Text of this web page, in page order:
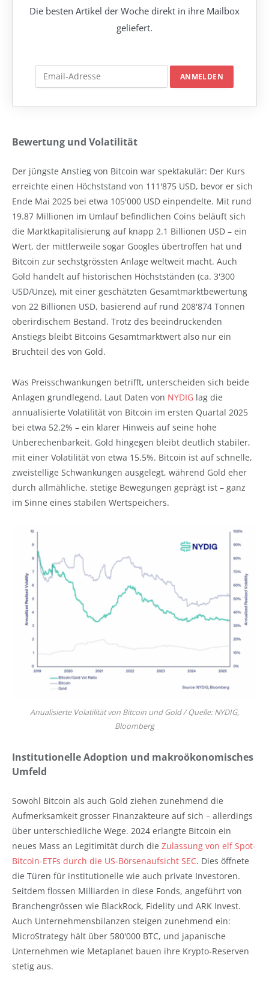
Die besten Artikel der Woche direkt in ihre Mailbox
geliefert.
Bewertung und Volatilität
Der jüngste Anstieg von Bitcoin war spektakulär: Der Kurs
erreichte einen Höchststand von 111'875 USD, bevor er sich
Ende Mai 2025 bei etwa 105'000 USD einpendelte. Mit rund
19.87 Millionen im Umlauf befindlichen Coins beläuft sich
die Marktkapitalisierung auf knapp 2.1 Billionen USD – ein
Wert, der mittlerweile sogar Googles übertroffen hat und
Bitcoin zur sechstgrössten Anlage weltweit macht. Auch
Gold handelt auf historischen Höchstständen (ca. 3'300
USD/Unze), mit einer geschätzten Gesamtmarktbewertung
von 22 Billionen USD, basierend auf rund 208'874 Tonnen
oberirdischem Bestand. Trotz des beeindruckenden
Anstiegs bleibt Bitcoins Gesamtmarktwert also nur ein
Bruchteil des von Gold.
Was Preisschwankungen betrifft, unterscheiden sich beide
Anlagen grundlegend. Laut Daten von NYDIG lag die
annualisierte Volatilität von Bitcoin im ersten Quartal 2025
bei etwa 52.2% – ein klarer Hinweis auf seine hohe
Unberechenbarkeit. Gold hingegen bleibt deutlich stabiler,
mit einer Volatilität von etwa 15.5%. Bitcoin ist auf schnelle,
zweistellige Schwankungen ausgelegt, während Gold eher
durch allmähliche, stetige Bewegungen geprägt ist – ganz
im Sinne eines stabilen Wertspeichers.
Anualisierte Volatilität von Bitcoin und Gold / Quelle: NYDIG,
Bloomberg
Institutionelle Adoption und makroökonomisches
Umfeld
Sowohl Bitcoin als auch Gold ziehen zunehmend die
Aufmerksamkeit grosser Finanzakteure auf sich – allerdings
über unterschiedliche Wege. 2024 erlangte Bitcoin ein
neues Mass an Legitimität durch die Zulassung von elf Spot-
Bitcoin-ETFs durch die US-Börsenaufsicht SEC. Dies öffnete
die Türen für institutionelle wie auch private Investoren.
Seitdem flossen Milliarden in diese Fonds, angeführt von
Branchengrössen wie BlackRock, Fidelity und ARK Invest.
Auch Unternehmensbilanzen steigen zunehmend ein:
MicroStrategy hält über 580'000 BTC, und japanische
Unternehmen wie Metaplanet bauen ihre Krypto-Reserven
stetig aus.